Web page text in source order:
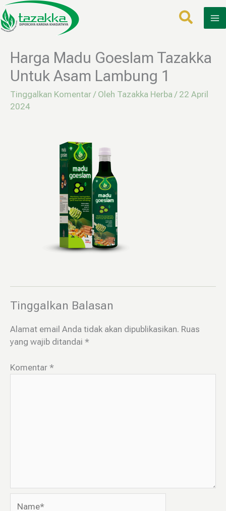
Lewati
ke
konten
Harga Madu Goeslam Tazakka
Untuk Asam Lambung 1
Tinggalkan Komentar / Oleh Tazakka Herba / 22 April
2024
Tinggalkan Balasan
Alamat email Anda tidak akan dipublikasikan. Ruas
yang wajib ditandai *
Komentar *